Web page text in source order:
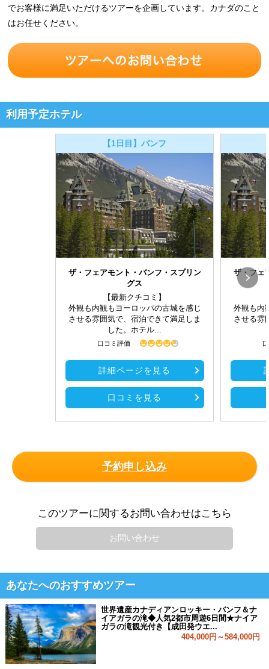
でお客様に満足いただけるツアーを企画しています。カナダのこと
はお任せください。
利用予定ホテル
【1日目】バンフ
ザ・フェアモント・バンフ・スプリン
グス
【最新クチコミ】
外観も内観もヨーロッパの古城を感じ
させる雰囲気で、宿泊できて満足しま
した。ホテル...
口コミ評価
詳細ページを見る
口コミを見る
ザ・フェ
外観も内
させる雰
予約申し込み
このツアーに関するお問い合わせはこちら
お問い合わせ
あなたへのおすすめツアー
世界遺産カナディアンロッキー・バンフ＆ナ
イアガラの滝◆人気2都市周遊6日間★ナイア
ガラの滝観光付き【成田発ウエ...
404,000円～584,000円